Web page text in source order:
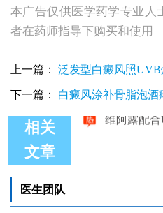
本广告仅供医学药学专业人
者在药师指导下购买和使用
上一篇： 泛发型白癜风照
下一篇： 白癜风涂补骨脂泡
相关
文章
医生团队